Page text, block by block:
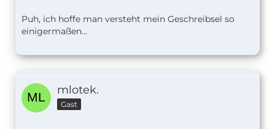
Puh, ich hoffe man versteht mein Geschreibsel so
einigermaßen...
mlotek.
Gast